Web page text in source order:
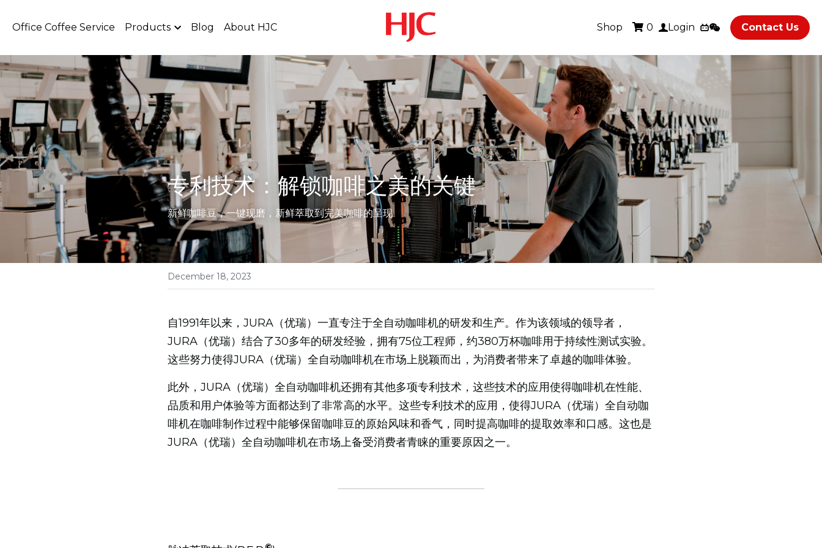
Office Coffee Service Products Blog About HJC Shop 0 Login Contact Us
专利技术：解锁咖啡之美的关键
新鲜咖啡豆，一键现磨，新鲜萃取到完美咖啡的呈现
December 18, 2023
自1991年以来，JURA（优瑞）一直专注于全自动咖啡机的研发和生产。作为该领域的领导者，
JURA（优瑞）结合了30多年的研发经验，拥有75位工程师，约380万杯咖啡用于持续性测试实验。
这些努力使得JURA（优瑞）全自动咖啡机在市场上脱颖而出，为消费者带来了卓越的咖啡体验。
此外，JURA（优瑞）全自动咖啡机还拥有其他多项专利技术，这些技术的应用使得咖啡机在性能、
品质和用户体验等方面都达到了非常高的水平。这些专利技术的应用，使得JURA（优瑞）全自动咖
啡机在咖啡制作过程中能够保留咖啡豆的原始风味和香气，同时提高咖啡的提取效率和口感。这也是
JURA（优瑞）全自动咖啡机在市场上备受消费者青睐的重要原因之一。